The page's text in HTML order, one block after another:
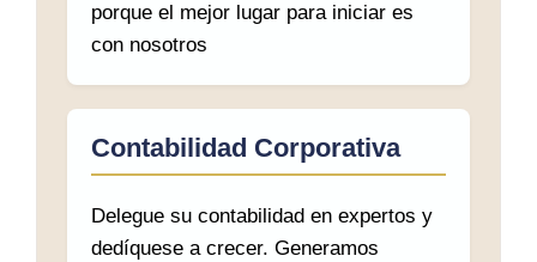
porque el mejor lugar para iniciar es
con nosotros
Contabilidad Corporativa
Delegue su contabilidad en expertos y
dedíquese a crecer. Generamos